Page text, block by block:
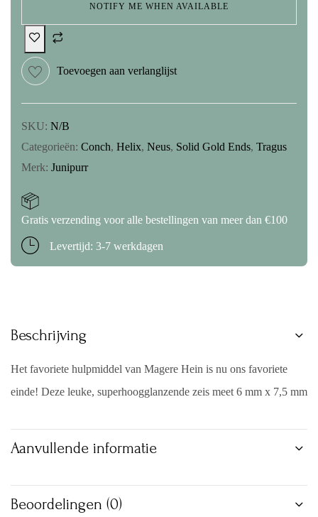
NOTIFY ME WHEN AVAILABLE
Toevoegen aan verlanglijst
SKU: N/B
Categorieën: Conch, Helix, Neus, Solid Gold Ends, Tragus
Merk: Junipurr
Gratis verzending voor alle bestellingen van meer dan €100
Levertijd: 3-7 werkdagen
Beschrijving
Het favoriete hulpmiddel van Magere Hein is nu ons favoriete
einde! Deze leuke, superhoogglanzende zeis meet 6 mm x 7,5 mm
Aanvullende informatie
Beoordelingen (0)